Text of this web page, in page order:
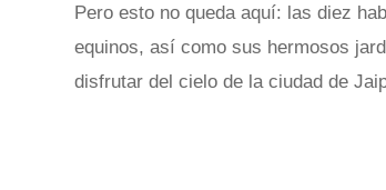
Pero esto no queda aquí: las diez
equinos, así como sus hermosos
disfrutar del cielo de la ciudad de